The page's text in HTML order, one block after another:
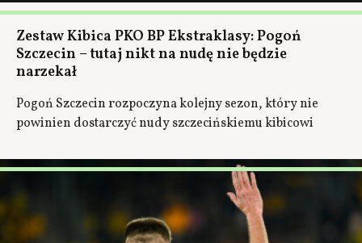
Zestaw Kibica PKO BP Ekstraklasy: Pogoń
Szczecin – tutaj nikt na nudę nie będzie
narzekał
Pogoń Szczecin rozpoczyna kolejny sezon, który nie
powinien dostarczyć nudy szczecińskiemu kibicowi